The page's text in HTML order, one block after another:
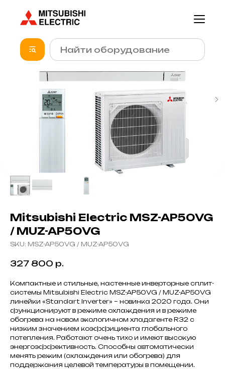
Mitsubishi Electric MSZ-AP50VG
/ MUZ-AP50VG
SKU: MSZ-AP50VG / MUZ-AP50VG
327 800 р.
Компактные и стильные, настенные инверторные сплит-
системы Mitsubishi Electric MSZ-AP50VG / MUZ-AP50VG
линейки «Standart Inverter» – новинка 2020 года. Они
функционируют в режиме охлаждения и в режиме
обогрева на новом экологичном хладагенте R32 с
низким значением коэффициента глобального
потепления. Работают очень тихо и имеют высокую
энергоэффективность. Способны автоматически
менять режим (охлаждения или обогрева) для
поддержания целевой температуры в помещении.